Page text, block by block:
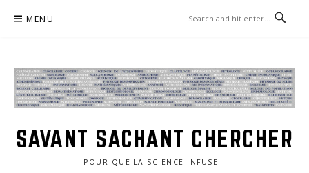
MENU
SAVANT SACHANT CHERCHER
POUR QUE LA SCIENCE INFUSE…